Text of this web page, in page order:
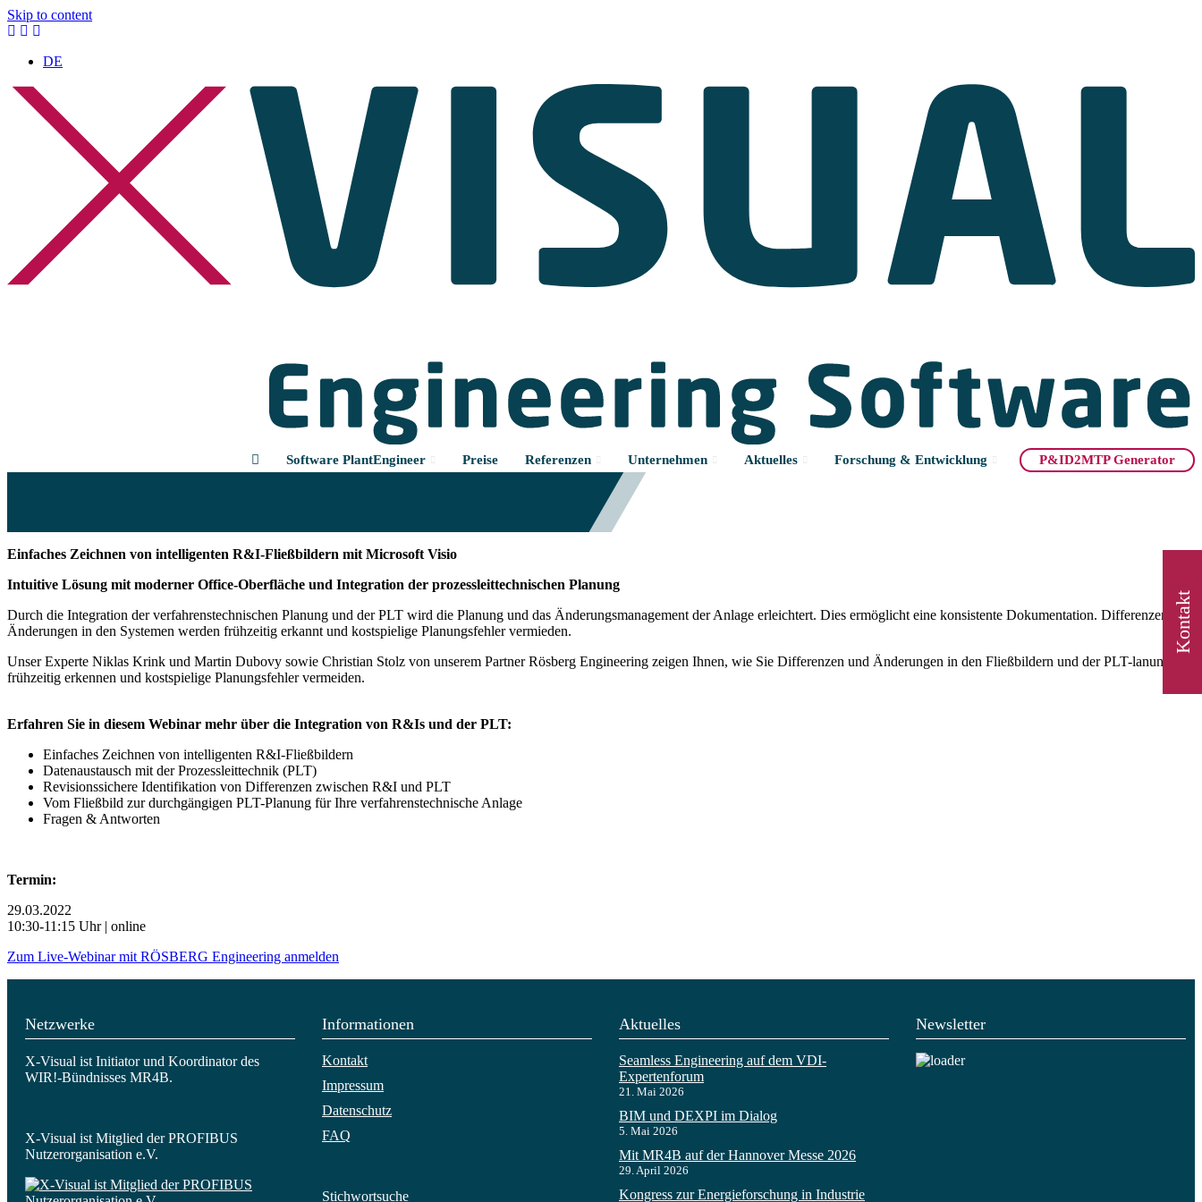
Skip to content
DE
Software PlantEngineer Preise Referenzen Unternehmen Aktuelles Forschung & Entwicklung P&ID2MTP Generator
ProDOK Live-Webinar: So sparen Sie Zeit und Geld durch intelligente R&I-Fließbilder
Einfaches Zeichnen von intelligenten R&I-Fließbildern mit Microsoft Visio
Intuitive Lösung mit moderner Office-Oberfläche und Integration der prozessleittechnischen Planung
Durch die Integration der verfahrenstechnischen Planung und der PLT wird die Planung und das Änderungsmanagement der Anlage erleichtert. Dies ermöglicht eine konsistente Dokumentation. Differenzen und
Änderungen in den Systemen werden frühzeitig erkannt und kostspielige Planungsfehler vermieden.
Unser Experte Niklas Krink und Martin Dubovy sowie Christian Stolz von unserem Partner Rösberg Engineering zeigen Ihnen, wie Sie Differenzen und Änderungen in den Fließbildern und der PLT-lanung
frühzeitig erkennen und kostspielige Planungsfehler vermeiden.
Erfahren Sie in diesem Webinar mehr über die Integration von R&Is und der PLT:
Einfaches Zeichnen von intelligenten R&I-Fließbildern
Datenaustausch mit der Prozessleittechnik (PLT)
Revisionssichere Identifikation von Differenzen zwischen R&I und PLT
Vom Fließbild zur durchgängigen PLT-Planung für Ihre verfahrenstechnische Anlage
Fragen & Antworten
Termin:
29.03.2022
10:30-11:15 Uhr | online
Zum Live-Webinar mit RÖSBERG Engineering anmelden
Netzwerke
X-Visual ist Initiator und Koordinator des
WIR!-Bündnisses MR4B.
X-Visual ist Mitglied der PROFIBUS
Nutzerorganisation e.V.
Informationen
Kontakt
Impressum
Datenschutz
FAQ
Stichwortsuche
Aktuelles
Seamless Engineering auf dem VDI-
Expertenforum
21. Mai 2026
BIM und DEXPI im Dialog
5. Mai 2026
Mit MR4B auf der Hannover Messe 2026
29. April 2026
Kongress zur Energieforschung in Industrie
Newsletter
Kontakt